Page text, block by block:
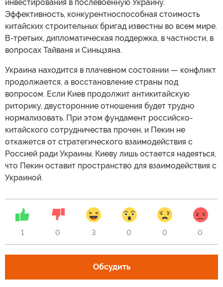
инвестирования в послевоенную Украину.
Эффективность, конкурентноспособная стоимость
китайских строительных бригад известны во всем мире.
В-третьих, дипломатическая поддержка, в частности, в
вопросах Тайваня и Синьцзяна.
Украина находится в плачевном состоянии — конфликт
продолжается, а восстановление страны под
вопросом. Если Киев продолжит антикитайскую
риторику, двусторонние отношения будет трудно
нормализовать. При этом фундамент российско-
китайского сотрудничества прочен, и Пекин не
откажется от стратегического взаимодействия с
Россией ради Украины. Киеву лишь остается надеяться,
что Пекин оставит пространство для взаимодействия с
Украиной.
1 0 3 0 0 0
Обсудить